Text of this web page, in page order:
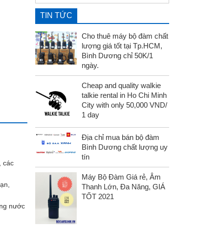
các
nước
TIN TỨC
Cho thuê máy bộ đàm chất
lượng giá tốt tại Tp.HCM,
Bình Dương chỉ 50K/1
ngày.
Cheap and quality walkie
talkie rental in Ho Chi Minh
City with only 50,000 VND/
1 day
Địa chỉ mua bán bộ đàm
Bình Dương chất lượng uy
tín
Máy Bộ Đàm Giá rẻ, Âm
Thanh Lớn, Đa Năng, GIÁ
TỐT 2021